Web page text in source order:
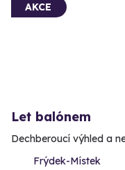
AKCE
Let balónem
Dechberoucí výhled a
Frýdek-Místek